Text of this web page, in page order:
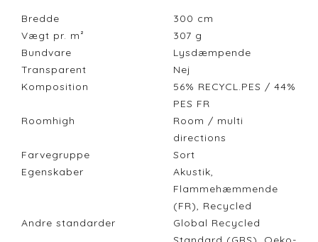
Bredde 300 cm
Vægt pr. m²
307 g
Bundvare
Lysdæmpende
Transparent
Nej
Komposition
56% RECYCL.PES / 44%
PES FR
Roomhigh
Room / multi
directions
Farvegruppe
Sort
Egenskaber
Akustik,
Flammehæmmende
(FR), Recycled
Andre standarder
Global Recycled